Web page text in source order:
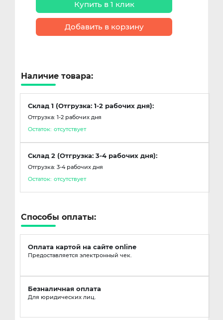
Купить в 1 клик
Добавить в корзину
Наличие товара:
Склад 1 (Отгрузка: 1-2 рабочих дня):
Отгрузка: 1-2 рабочих дня
Остаток: отсутствует
Склад 2 (Отгрузка: 3-4 рабочих дня):
Отгрузка: 3-4 рабочих дня
Остаток: отсутствует
Способы оплаты:
Оплата картой на сайте online
Предоставляется электронный чек.
Безналичная оплата
Для юридических лиц.